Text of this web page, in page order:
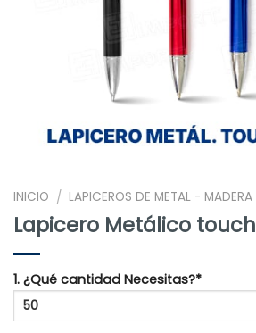
INICIO / LAPICEROS DE METAL - MADERA
Lapicero Metálico touch
1. ¿Qué cantidad Necesitas?*